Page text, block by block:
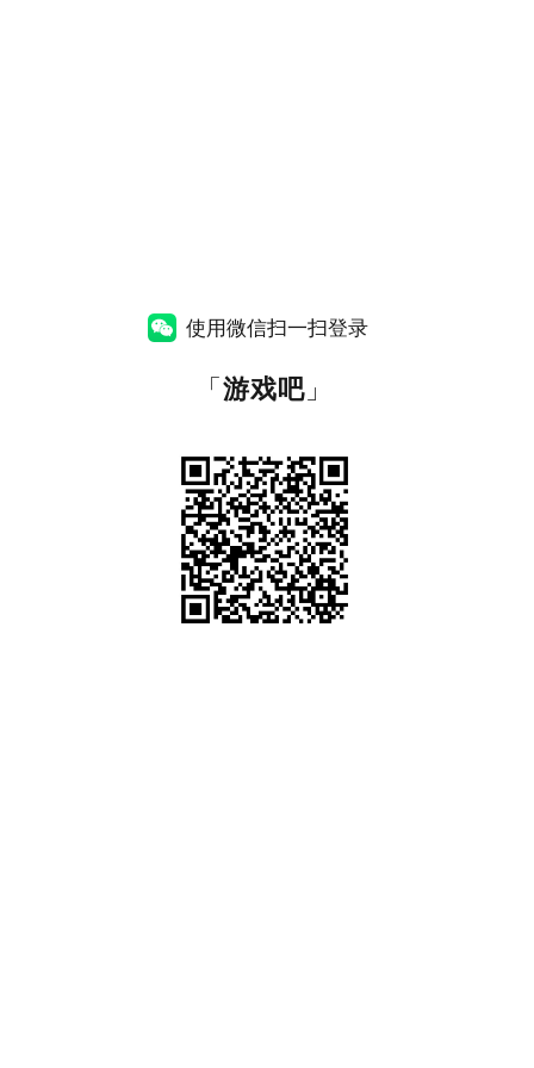
使用微信扫一扫登录
「游戏吧 」